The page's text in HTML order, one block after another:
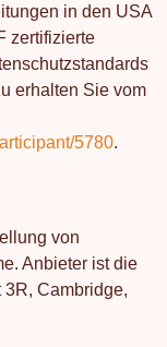
in den USA
zertifizierte
erhalten Sie vom
5780.
von
Anbieter ist die
3R, Cambridge,